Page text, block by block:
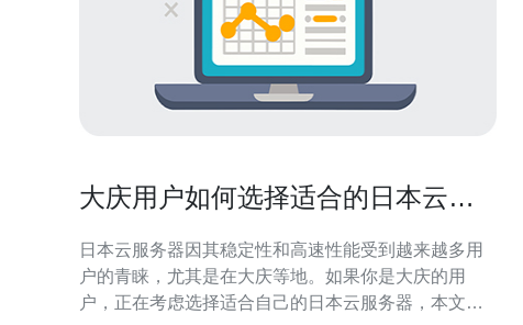
大庆用户如何选择适合的日本云服
日本云服务器因其稳定性和高速性能受到越来越多用
户的青睐，尤其是在大庆等地。如果你是大庆的用
户，正在考虑选择适合自己的日本云服务器，本文将